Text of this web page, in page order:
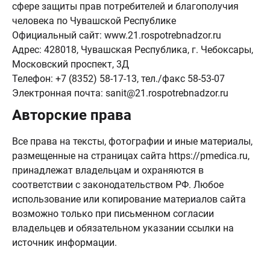
сфере защиты прав потребителей и благополучия
человека по Чувашской Республике
Официальный сайт: www.21.rospotrebnadzor.ru
Адрес: 428018, Чувашская Республика, г. Чебоксары,
Московский проспект, 3Д
Телефон: +7 (8352) 58-17-13, тел./факс 58-53-07
Электронная почта: sanit@21.rospotrebnadzor.ru
Авторские права
Все права на тексты, фотографии и иные материалы,
размещенные на страницах сайта https://pmedica.ru,
принадлежат владельцам и охраняются в
соответствии с законодательством РФ. Любое
использование или копирование материалов сайта
возможно только при письменном согласии
владельцев и обязательном указании ссылки на
источник информации.